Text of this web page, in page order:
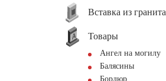
Вставка из гранита
Товары
Ангел на могилу
Балясины
Бордюр